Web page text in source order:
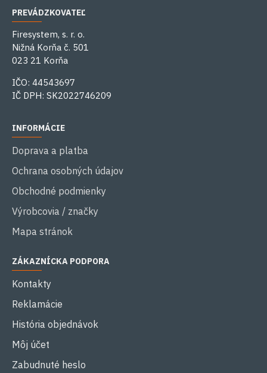
PREVÁDZKOVATEĽ
Firesystem, s. r. o.
Nižná Korňa č. 501
023 21 Korňa
IČO: 44543697
IČ DPH: SK2022746209
INFORMÁCIE
Doprava a platba
Ochrana osobných údajov
Obchodné podmienky
Výrobcovia / značky
Mapa stránok
ZÁKAZNÍCKA PODPORA
Kontakty
Reklamácie
História objednávok
Môj účet
Zabudnuté heslo